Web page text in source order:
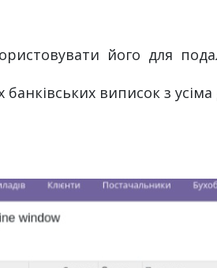
його для
банківських виписок з